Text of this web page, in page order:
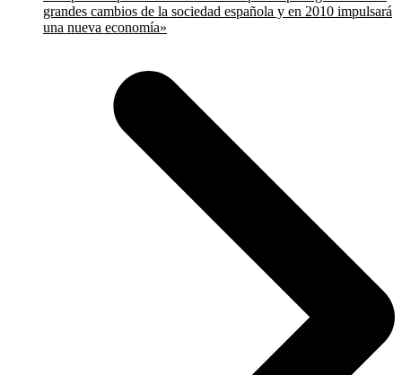
grandes cambios de la sociedad española y en 2010 impulsará
una nueva economía»